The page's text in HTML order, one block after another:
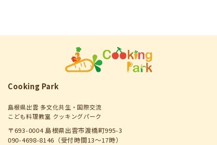
Cooking Park
島根県出雲 多文化共生・国際交流
こども料理教室 クッキングパーク
〒693-0004 島根県出雲市渡橋町995-3
090-4698-8146（受付時間13～17時）